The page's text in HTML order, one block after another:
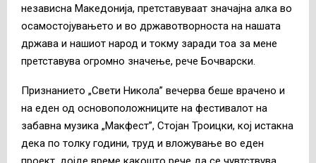
независна Македонија, претставуваат значајна алка во
осамостојувањето и во државотворноста на нашата
држава и нашиот народ и токму заради тоа за мене
претставува огромно значење, рече Бочварски.
Признанието „Свети Никола” вечерва беше врачено и
на еден од основоположниците на фестивалот на
забавна музика „Макфест”, Стојан Троицки, кој истакна
дека по толку години, труд и вложување во еден